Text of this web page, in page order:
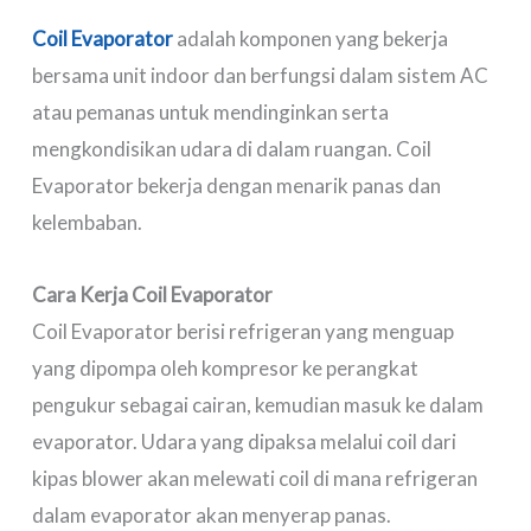
Coil Evaporatoradalah komponen yang bekerja
bersama unit indoor dan berfungsi dalam sistem AC
atau pemanas untuk mendinginkan serta
mengkondisikan udara di dalam ruangan. Coil
Evaporator bekerja dengan menarik panas dan
kelembaban.
Cara Kerja Coil Evaporator
Coil Evaporator berisi refrigeran yang menguap
yang dipompa oleh kompresor ke perangkat
pengukur sebagai cairan, kemudian masuk ke dalam
evaporator. Udara yang dipaksa melalui coil dari
kipas blower akan melewati coil di mana refrigeran
dalam evaporator akan menyerap panas.